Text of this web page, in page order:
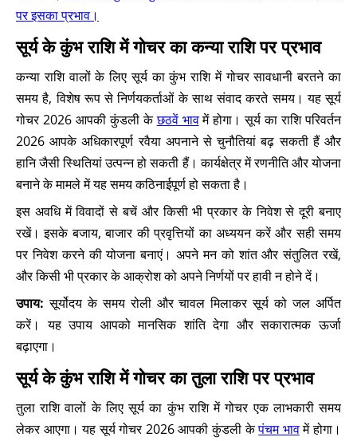
पर इसका प्रभाव।
सूर्य के कुंभ राशि में गोचर का कन्या राशि पर प्रभाव
कन्या राशि वालों के लिए सूर्य का कुंभ राशि में गोचर सावधानी बरतने का
समय है, विशेष रूप से निर्णयकर्ताओं के साथ संवाद करते समय। यह सूर्य
गोचर 2026 आपकी कुंडली केछठवें भावमें होगा। सूर्य का राशि परिवर्तन
2026 आपके अधिकारपूर्ण रवैया अपनाने से चुनौतियां बढ़ सकती हैं और
हानि जैसी स्थितियां उत्पन्न हो सकती हैं। कार्यक्षेत्र में रणनीति और योजना
बनाने के मामले में यह समय कठिनाईपूर्ण हो सकता है।
इस अवधि में विवादों से बचें और किसी भी प्रकार के निवेश से दूरी बनाए
रखें। इसके बजाय, बाजार की प्रवृत्तियों का अध्ययन करें और सही समय
पर निवेश करने की योजना बनाएं। अपने मन को शांत और संतुलित रखें,
और किसी भी प्रकार के आक्रोश को अपने निर्णयों पर हावी न होने दें।
उपाय: सूर्योदय के समय रोली और चावल मिलाकर सूर्य को जल अर्पित
करें। यह उपाय आपको मानसिक शांति देगा और सकारात्मक ऊर्जा
बढ़ाएगा।
सूर्य के कुंभ राशि में गोचर का तुला राशि पर प्रभाव
तुला राशि वालों के लिए सूर्य का कुंभ राशि में गोचर एक लाभकारी समय
लेकर आएगा। यह सूर्य गोचर 2026 आपकी कुंडली केपंचम भावमें होगा।